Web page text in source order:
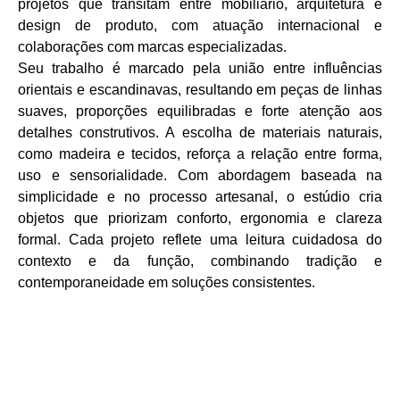
projetos que transitam entre mobiliário, arquitetura e
design de produto, com atuação internacional e
colaborações com marcas especializadas.
Seu trabalho é marcado pela união entre influências
orientais e escandinavas, resultando em peças de linhas
suaves, proporções equilibradas e forte atenção aos
detalhes construtivos. A escolha de materiais naturais,
como madeira e tecidos, reforça a relação entre forma,
uso e sensorialidade. Com abordagem baseada na
simplicidade e no processo artesanal, o estúdio cria
objetos que priorizam conforto, ergonomia e clareza
formal. Cada projeto reflete uma leitura cuidadosa do
contexto e da função, combinando tradição e
contemporaneidade em soluções consistentes.